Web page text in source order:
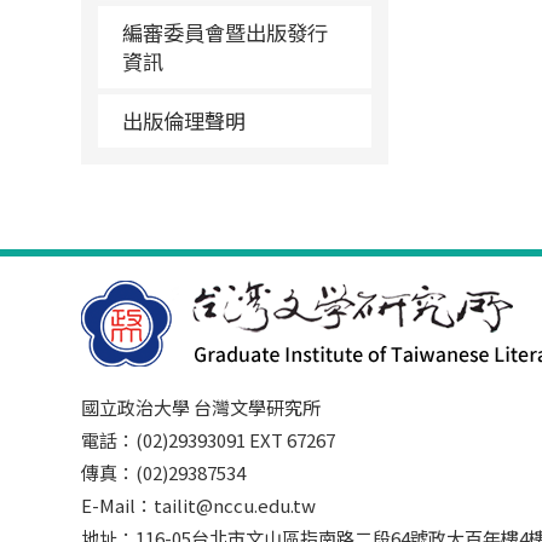
編審委員會暨出版發行
資訊
出版倫理聲明
國立政治大學 台灣文學研究所
電話：(02)29393091 EXT 67267
傳真：(02)29387534
E-Mail：tailit@nccu.edu.tw